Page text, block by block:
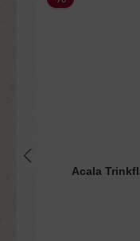
Acala